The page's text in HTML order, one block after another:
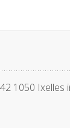
1050 Ixelles